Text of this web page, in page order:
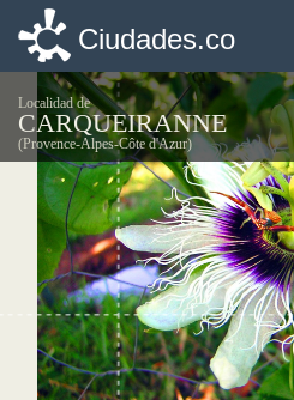
Ciudades.co
Localidad de
CARQUEIRANNE
(Provence-Alpes-Côte d'Azur)
Ciudades.co